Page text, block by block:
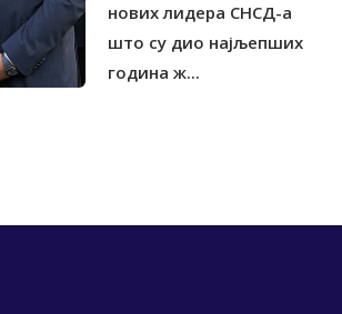
нових лидера СНСД-а
што су дио најљепших
година ж...